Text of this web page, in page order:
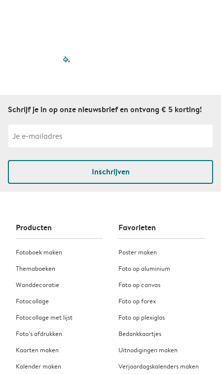
filled-pagination
Schrijf je in op onze nieuwsbrief en ontvang € 5 korting!
Inschrijven
Producten
Fotoboek maken
Themaboeken
Wanddecoratie
Fotocollage
Fotocollage met lijst
Foto’s afdrukken
Kaarten maken
Kalender maken
Favorieten
Poster maken
Foto op aluminium
Foto op canvas
Foto op forex
Foto op plexiglas
Bedankkaartjes
Uitnodigingen maken
Verjaardagskalenders maken